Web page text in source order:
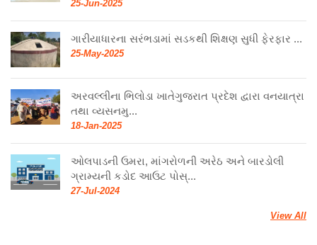
25-Jun-2025
ગારીયાધારના સરંભડામાં સડકથી શિક્ષણ સુધી ફેરફાર ...
25-May-2025
અરવલ્લીના ભિલોડા ખાતેગુજરાત પ્રદેશ દ્વારા વનયાત્રા
તથા વ્યસનમુ...
18-Jan-2025
ઓલપાડની ઉમરા, માંગરોળની અરેઠ અને બારડોલી
ગ્રામ્યની કડોદ આઉટ પોસ્...
27-Jul-2024
View All